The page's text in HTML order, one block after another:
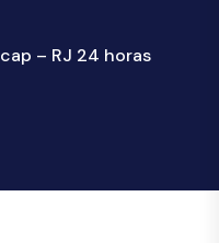
– RJ 24 horas